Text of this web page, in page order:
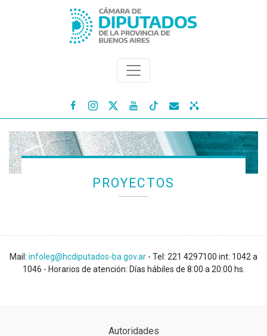
   
PROYECTOS
Mail: infoleg@hcdiputados-ba.gov.ar - Tel: 221 4297100 int: 1042 a
1046 - Horarios de atención: Días hábiles de 8:00 a 20:00 hs.
Autoridades